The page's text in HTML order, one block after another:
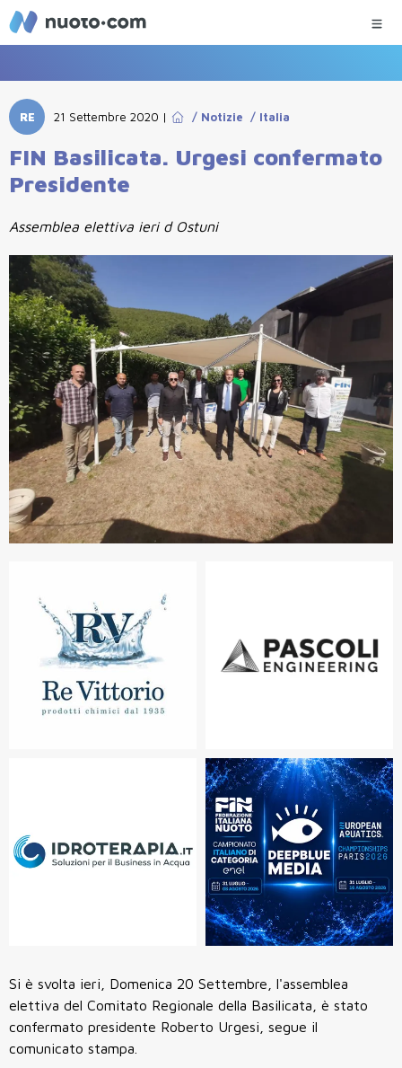
RE 21 Settembre 2020 | / Notizie / Italia
FIN Basilicata. Urgesi confermato
Presidente
Assemblea elettiva ieri d Ostuni
Si è svolta ieri, Domenica 20 Settembre, l'assemblea
elettiva del Comitato Regionale della Basilicata, è stato
confermato presidente Roberto Urgesi, segue il
comunicato stampa.